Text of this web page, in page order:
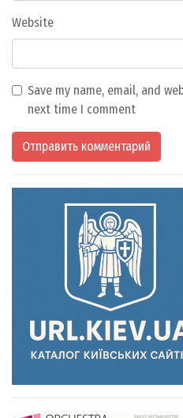
Website
Save my name, email, and
next time I comment